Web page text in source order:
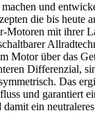
und
die bis heute
Motoren mit ihrer
Motor über das
Differenzial,
Das
und garantiert
ein